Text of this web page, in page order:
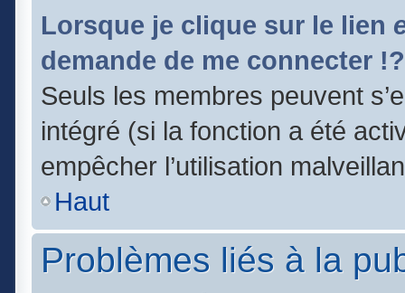
Lorsque je clique sur le lien
demande de me connecter !?
Seuls les membres peuvent
intégré (si la fonction a été
empêcher l’utilisation
Haut
Problèmes liés à la